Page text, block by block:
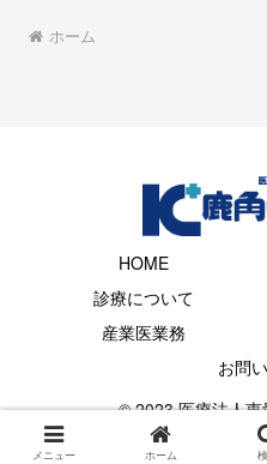
ホーム
HOME
診療について
産業医業務
お問
© 2023 医療法人
メニュー ホーム